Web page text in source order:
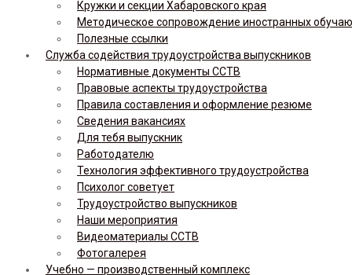
Кружки и секции Хабаровского края
Методическое сопровождение иностранных
Полезные ссылки
Служба содействия трудоустройства выпускников
Нормативные документы ССТВ
Правовые аспекты трудоустройства
Правила составления и оформление резюме
Сведения вакансиях
Для тебя выпускник
Работодателю
Технология эффективного трудоустройства
Психолог советует
Трудоустройство выпускников
Наши мероприятия
Видеоматериалы ССТВ
Фотогалерея
Учебно — производственный комплекс